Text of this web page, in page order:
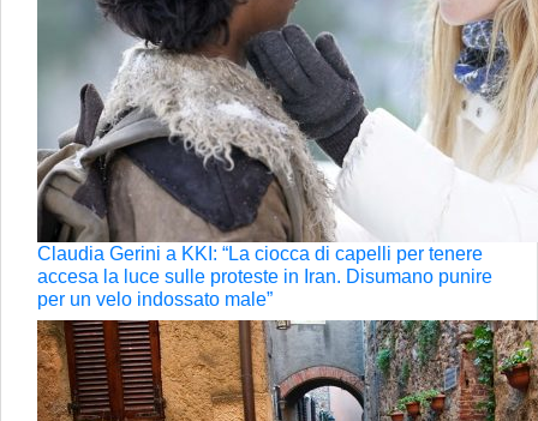
Claudia Gerini a KKI: “La ciocca di capelli per tenere
accesa la luce sulle proteste in Iran. Disumano punire
per un velo indossato male”